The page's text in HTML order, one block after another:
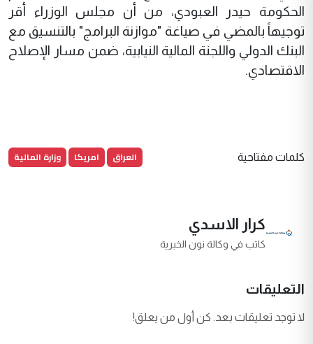
الحكومة حيدر العبودي، من أن مجلس الوزراء أقر
توجيهاً بالمضي في صياغة "موازنة البرامج" بالتنسيق مع
البنك الدولي واللجنة المالية النيابية، ضمن مسار الإصلاح
الاقتصادي.
كلمات مفتاحية العراق امريكا وزارة المالية
كرار الاسدي
كاتب في وكالة نون الخبرية
التعليقات
لا توجد تعليقات بعد. كن أول من يعلق!